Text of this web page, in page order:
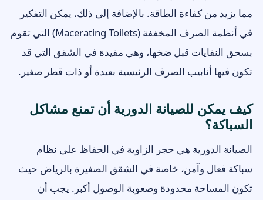
مما يزيد من كفاءة الطاقة. بالإضافة إلى ذلك، يمكن التفكير
في أنظمة الصرف المخففة (Macerating Toilets) التي تقوم
بسحق النفايات قبل ضخها، وهي مفيدة في الشقق التي قد
تكون فيها أنابيب الصرف الرئيسية بعيدة أو ذات قطر صغير.
كيف يمكن للصيانة الدورية أن تمنع مشاكل
السباكة؟
الصيانة الدورية هي حجر الزاوية في الحفاظ على نظام
سباكة فعال وآمن، خاصة في الشقق الصغيرة بالرياض حيث
تكون المساحة محدودة وصعوبة الوصول أكبر. يجب أن